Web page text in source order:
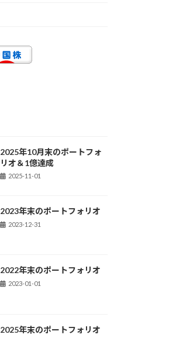
2025年10月末のポートフォ
リオ＆1億達成
2025-11-01
2023年末のポートフォリオ
2023-12-31
2022年末のポートフォリオ
2023-01-01
2025年末のポートフォリオ